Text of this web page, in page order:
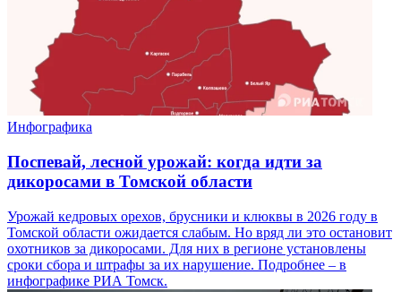
Инфографика
Поспевай, лесной урожай: когда идти за
дикоросами в Томской области
Урожай кедровых орехов, брусники и клюквы в 2026 году в
Томской области ожидается слабым. Но вряд ли это остановит
охотников за дикоросами. Для них в регионе установлены
сроки сбора и штрафы за их нарушение. Подробнее – в
инфографике РИА Томск.